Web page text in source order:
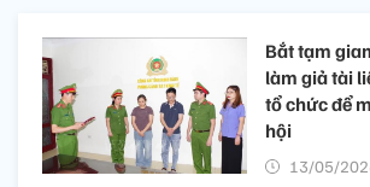
Bắt tạm
làm giả tài
tổ chức để
hội
13/05/